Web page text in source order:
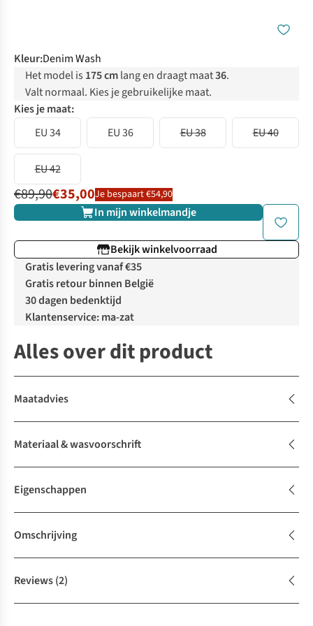
Kleur:Denim Wash
Het model is 175 cmlang en draagt maat36.
Valt normaal. Kies je gebruikelijke maat.
Kies je maat:
EU 34
EU 36 EU 38 EU 40
EU 42
€89,90€35,00Je bespaart €54,90
In mijn winkelmandje
Bekijk winkelvoorraad
Gratis levering vanaf €35
Gratis retour binnen België
30 dagen bedenktijd
Klantenservice: ma-zat
Alles over dit product
Maatadvies
Materiaal & wasvoorschrift
Eigenschappen
Omschrijving
Reviews(2)